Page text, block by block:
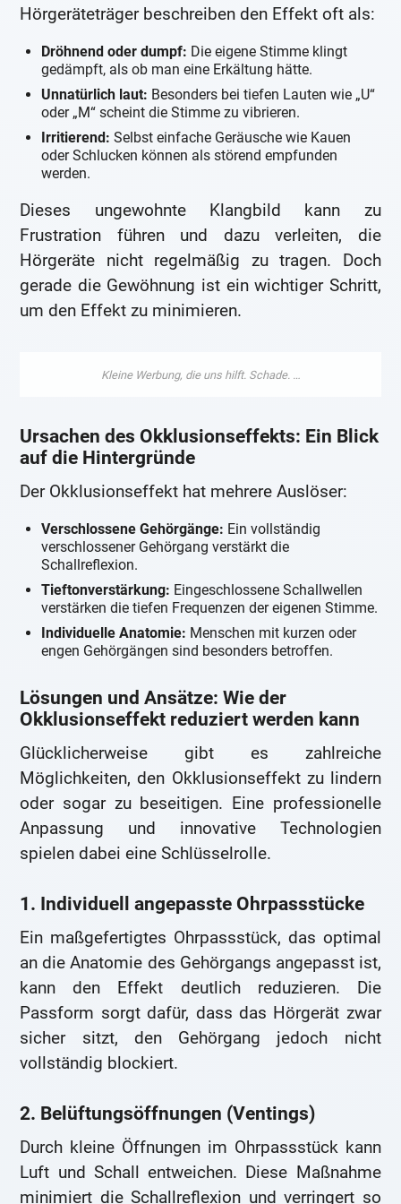
Hörgeräteträger beschreiben den Effekt oft als:
Dröhnend oder dumpf: Die eigene Stimme klingt
gedämpft, als ob man eine Erkältung hätte.
Unnatürlich laut: Besonders bei tiefen Lauten wie „U“
oder „M“ scheint die Stimme zu vibrieren.
Irritierend: Selbst einfache Geräusche wie Kauen
oder Schlucken können als störend empfunden
werden.
Dieses ungewohnte Klangbild kann zu
Frustration führen und dazu verleiten, die
Hörgeräte nicht regelmäßig zu tragen. Doch
gerade die Gewöhnung ist ein wichtiger Schritt,
um den Effekt zu minimieren.
Ursachen des Okklusionseffekts: Ein Blick
auf die Hintergründe
Der Okklusionseffekt hat mehrere Auslöser:
Verschlossene Gehörgänge: Ein vollständig
verschlossener Gehörgang verstärkt die
Schallreflexion.
Tieftonverstärkung: Eingeschlossene Schallwellen
verstärken die tiefen Frequenzen der eigenen Stimme.
Individuelle Anatomie: Menschen mit kurzen oder
engen Gehörgängen sind besonders betroffen.
Lösungen und Ansätze: Wie der
Okklusionseffekt reduziert werden kann
Glücklicherweise gibt es zahlreiche
Möglichkeiten, den Okklusionseffekt zu lindern
oder sogar zu beseitigen. Eine professionelle
Anpassung und innovative Technologien
spielen dabei eine Schlüsselrolle.
1. Individuell angepasste Ohrpassstücke
Ein maßgefertigtes Ohrpassstück, das optimal
an die Anatomie des Gehörgangs angepasst ist,
kann den Effekt deutlich reduzieren. Die
Passform sorgt dafür, dass das Hörgerät zwar
sicher sitzt, den Gehörgang jedoch nicht
vollständig blockiert.
2. Belüftungsöffnungen (Ventings)
Durch kleine Öffnungen im Ohrpassstück kann
Luft und Schall entweichen. Diese Maßnahme
minimiert die Schallreflexion und verringert so